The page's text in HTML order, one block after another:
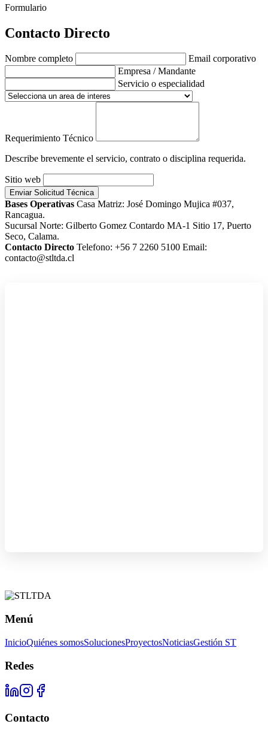
Formulario
Contacto Directo
Nombre completo
Email corporativo
Empresa / Mandante
Servicio o especialidad
Requerimiento Técnico
Describe brevemente el servicio, contrato o disciplina requerida.
Sitio web
Enviar Solicitud Técnica
Bases Operativas Casa Matriz: José Domingo Mujica #037,
Rancagua.
Sucursal Norte: Gilberto Gomez Contardo MA-1 Sitio 17, Puerto
Seco, Calama.
Contacto Directo Telefono: +56 7 2260 5100 Email:
contacto@stltda.cl
Menú
InicioQuiénes somosSolucionesProyectosNoticiasGestión ST
Redes
Contacto